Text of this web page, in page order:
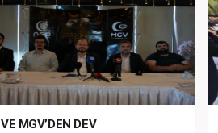
MGV’DEN DEV